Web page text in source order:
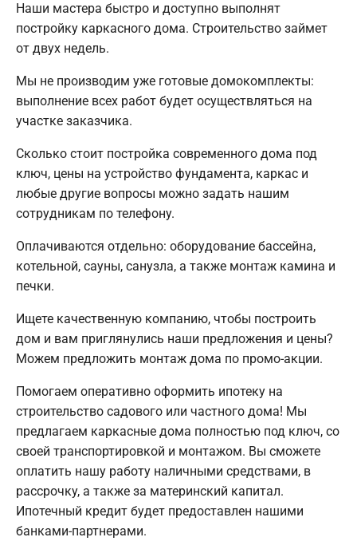
Наши мастера быстро и доступно выполнят
постройку каркасного дома. Строительство займет
от двух недель.
Мы не производим уже готовые домокомплекты:
выполнение всех работ будет осуществляться на
участке заказчика.
Сколько стоит постройка современного дома под
ключ, цены на устройство фундамента, каркас и
любые другие вопросы можно задать нашим
сотрудникам по телефону.
Оплачиваются отдельно: оборудование бассейна,
котельной, сауны, санузла, а также монтаж камина и
печки.
Ищете качественную компанию, чтобы построить
дом и вам приглянулись наши предложения и цены?
Можем предложить монтаж дома по промо-акции.
Помогаем оперативно оформить ипотеку на
строительство садового или частного дома! Мы
предлагаем каркасные дома полностью под ключ, со
своей транспортировкой и монтажом. Вы сможете
оплатить нашу работу наличными средствами, в
рассрочку, а также за материнский капитал.
Ипотечный кредит будет предоставлен нашими
банками-партнерами.